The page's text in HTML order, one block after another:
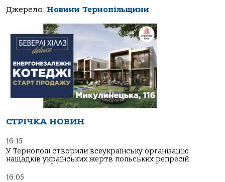
Джерело: Новини Тернопільщини
СТРІЧКА НОВИН
16:15
У Тернополі створили всеукраїнську організацію
нащадків українських жертв польських репресій
16:05